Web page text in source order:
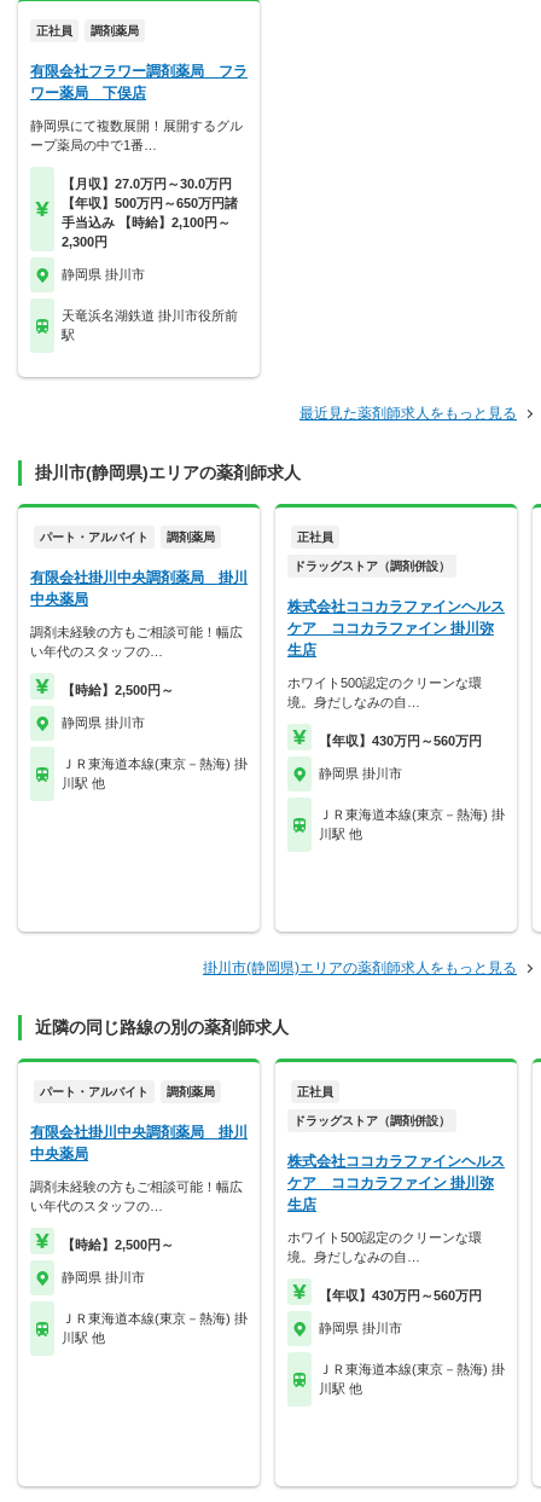
正社員 調剤薬局
有限会社フラワー調剤薬局 フラ
ワー薬局 下俣店
静岡県にて複数展開！展開するグル
ープ薬局の中で1番…
【月収】27.0万円～30.0万円
【年収】500万円～650万円諸
手当込み 【時給】2,100円～
2,300円
静岡県 掛川市
天竜浜名湖鉄道 掛川市役所前
駅
最近見た薬剤師求人をもっと見る
掛川市(静岡県)エリアの薬剤師求人
パート・アルバイト 調剤薬局
有限会社掛川中央調剤薬局 掛川
中央薬局
調剤未経験の方もご相談可能！幅広
い年代のスタッフの…
【時給】2,500円～
静岡県 掛川市
ＪＲ東海道本線(東京－熱海) 掛
川駅 他
正社員
ドラッグストア（調剤併設）
株式会社ココカラファインヘルス
ケア ココカラファイン 掛川弥
生店
ホワイト500認定のクリーンな環
境。身だしなみの自…
【年収】430万円～560万円
静岡県 掛川市
ＪＲ東海道本線(東京－熱海) 掛
川駅 他
掛川市(静岡県)エリアの薬剤師求人をもっと見る
近隣の同じ路線の別の薬剤師求人
パート・アルバイト 調剤薬局
有限会社掛川中央調剤薬局 掛川
中央薬局
調剤未経験の方もご相談可能！幅広
い年代のスタッフの…
【時給】2,500円～
静岡県 掛川市
ＪＲ東海道本線(東京－熱海) 掛
川駅 他
正社員
ドラッグストア（調剤併設）
株式会社ココカラファインヘルス
ケア ココカラファイン 掛川弥
生店
ホワイト500認定のクリーンな環
境。身だしなみの自…
【年収】430万円～560万円
静岡県 掛川市
ＪＲ東海道本線(東京－熱海) 掛
川駅 他